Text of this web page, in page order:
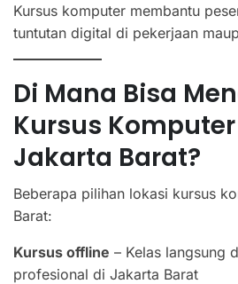
Kursus komputer membantu
tuntutan digital di pekerjaan
Di Mana Bisa
Kursus
Jakarta Barat?
Beberapa pilihan lokasi kursus
Barat:
Kursus offline – Kelas langsung
profesional di Jakarta Barat